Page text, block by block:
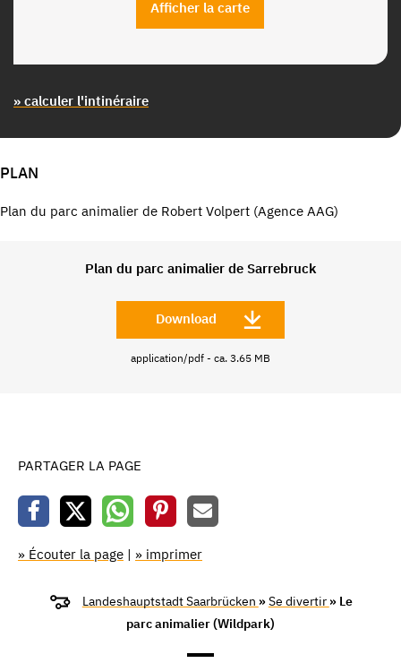
Afficher la carte
» calculer l'intinéraire
PLAN
Plan du parc animalier de Robert Volpert (Agence AAG)
Plan du parc animalier de Sarrebruck
Download
application/pdf - ca. 3.65 MB
PARTAGER LA PAGE
» Écouter la page | » imprimer
Landeshauptstadt Saarbrücken »Se divertir » Le
parc animalier (Wildpark)